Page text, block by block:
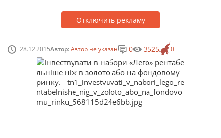
Отключить рекламу
28.12.2015Автор:Автор не указан 0
0 3525